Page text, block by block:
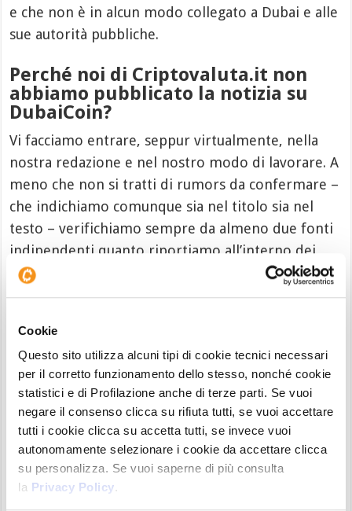
Cookie
Questo sito utilizza alcuni tipi di cookie tecnici necessari
per il corretto funzionamento dello stesso, nonché cookie
statistici e di Profilazione anche di terze parti. Se vuoi
negare il consenso clicca su rifiuta tutti, se vuoi accettare
tutti i cookie clicca su accetta tutti, se invece vuoi
autonomamente selezionare i cookie da accettare clicca
su personalizza. Se vuoi saperne di più consulta
la Privacy Policy.
e che non è in alcun modo collegato a Dubai e alle
sue autorità pubbliche.
Perché noi di Criptovaluta.it non
abbiamo pubblicato la notizia su
DubaiCoin?
Vi facciamo entrare, seppur virtualmente, nella
nostra redazione e nel nostro modo di lavorare. A
meno che non si tratti di rumors da confermare –
che indichiamo comunque sia nel titolo sia nel
testo – verifichiamo sempre da almeno due fonti
indipendenti quanto riportiamo all’interno dei
nostri articoli.
notizie che circolano – preferiamo passare la
mano e perdere una notizia con moltohype,
piuttosto che esporre i nostri lettori al rischio di
perdere il proprio denaro. Unmodus
operandi che, a quanto pare, non è molto diffuso
nell’industria. Noi continueremo per la nostra
strada, certi di essere dalla parte del giusto e di
metterci sempre la faccia in tutto quello che